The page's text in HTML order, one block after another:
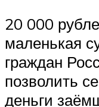
20 000
маленькая
граждан
позволить
деньги